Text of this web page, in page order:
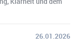
26.01.2026